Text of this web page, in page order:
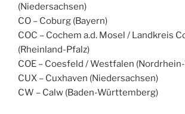
(Niedersachsen)
CO – Coburg (Bayern)
COC – Cochem a.d. Mosel / Landkreis
(Rheinland-Pfalz)
COE – Coesfeld / Westfalen
CUX – Cuxhaven (Niedersachsen)
CW – Calw (Baden-Württemberg)